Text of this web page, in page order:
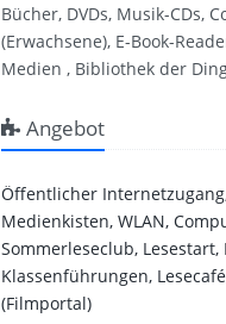
Bücher, DVDs, Musik-CDs,
(Erwachsene), E-Book-
Medien , Bibliothek der
Angebot
Öffentlicher
Medienkisten, WLAN,
Sommerleseclub,
Klassenführungen,
(Filmportal)